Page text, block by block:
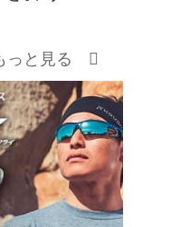
っと見る